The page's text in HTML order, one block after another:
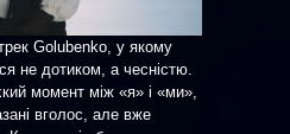
Golubenko, у якому
не дотиком, а чесністю.
момент між «я» і «ми»,
вголос, але вже